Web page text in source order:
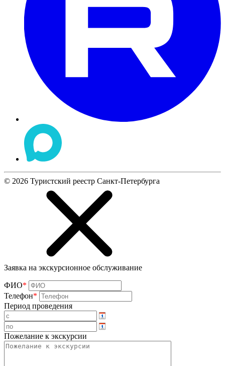
© 2026 Туристский реестр Санкт-Петербурга
Заявка на экскурсионное обслуживание
ФИО*
Телефон*
Период проведения
Пожелание к экскурсии